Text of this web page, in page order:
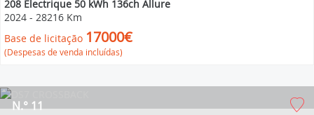
208 Electrique 50 kWh 136ch Allure
2024 - 28216 Km
Base de licitação 17000€
(Despesas de venda incluídas)
N.° 11